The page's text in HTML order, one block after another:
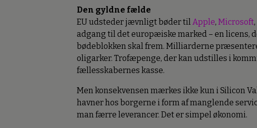
Den gyldne fælde
EU udsteder jævnligt bøder tilApple, Microsoft,
adgang til det europæiske marked – en licens,
bødeblokken skal frem. Milliarderne
oligarker. Trofæpenge, der kan udstilles i
fællesskabernes kasse.
Men konsekvensen mærkes ikke kun i Silicon
havner hos borgerne i form af manglende
man færre leverancer. Det er simpel økonomi.